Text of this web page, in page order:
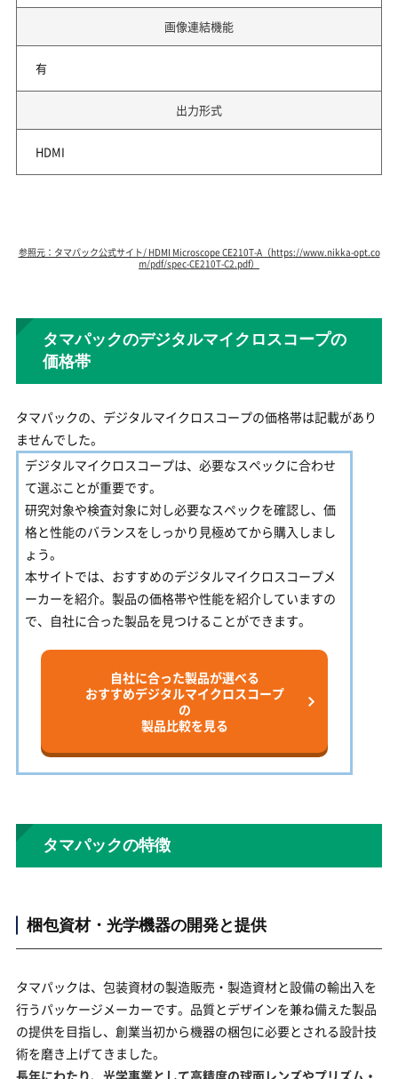
画像連結機能
有
出力形式
HDMI
参照元：タマパック公式サイト/ HDMI Microscope CE210T-A（https://www.nikka-opt.co
m/pdf/spec-CE210T-C2.pdf）
タマパックのデジタルマイクロスコープの
価格帯
タマパックの、デジタルマイクロスコープの価格帯は記載があり
ませんでした。
デジタルマイクロスコープは、必要なスペックに合わせ
て選ぶことが重要です。
研究対象や検査対象に対し必要なスペックを確認し、価
格と性能のバランスをしっかり見極めてから購入しまし
ょう。
本サイトでは、おすすめのデジタルマイクロスコープメ
ーカーを紹介。製品の価格帯や性能を紹介していますの
で、自社に合った製品を見つけることができます。
自社に合った製品が選べる
おすすめデジタルマイクロスコープ
の
製品比較を見る
タマパックの特徴
梱包資材・光学機器の開発と提供
タマパックは、包装資材の製造販売・製造資材と設備の輸出入を
行うパッケージメーカーです。品質とデザインを兼ね備えた製品
の提供を目指し、創業当初から機器の梱包に必要とされる設計技
術を磨き上げてきました。
長年にわたり、光学事業として高精度の球面レンズやプリズム・